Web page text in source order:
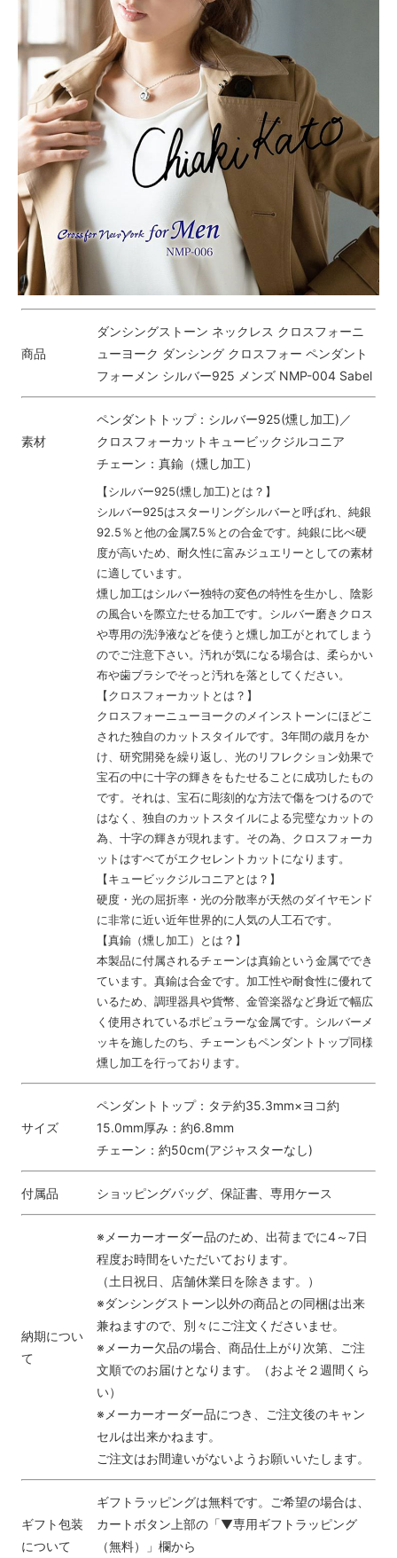
商品
ダンシングストーン ネックレス クロスフォーニ
ューヨーク ダンシング クロスフォー ペンダント
フォーメン シルバー925 メンズ NMP-004 Sabel
素材
ペンダントトップ：シルバー925(燻し加工)／
クロスフォーカットキュービックジルコニア
チェーン：真鍮（燻し加工）
【シルバー925(燻し加工)とは？】
シルバー925はスターリングシルバーと呼ばれ、純銀
92.5％と他の金属7.5％との合金です。純銀に比べ硬
度が高いため、耐久性に富みジュエリーとしての素材
に適しています。
燻し加工はシルバー独特の変色の特性を生かし、陰影
の風合いを際立たせる加工です。シルバー磨きクロス
や専用の洗浄液などを使うと燻し加工がとれてしまう
のでご注意下さい。汚れが気になる場合は、柔らかい
布や歯ブラシでそっと汚れを落としてください。
【クロスフォーカットとは？】
クロスフォーニューヨークのメインストーンにほどこ
された独自のカットスタイルです。3年間の歳月をか
け、研究開発を繰り返し、光のリフレクション効果で
宝石の中に十字の輝きをもたせることに成功したもの
です。それは、宝石に彫刻的な方法で傷をつけるので
はなく、独自のカットスタイルによる完璧なカットの
為、十字の輝きが現れます。その為、クロスフォーカ
ットはすべてがエクセレントカットになります。
【キュービックジルコニアとは？】
硬度・光の屈折率・光の分散率が天然のダイヤモンド
に非常に近い近年世界的に人気の人工石です。
【真鍮（燻し加工）とは？】
本製品に付属されるチェーンは真鍮という金属ででき
ています。真鍮は合金です。加工性や耐食性に優れて
いるため、調理器具や貨幣、金管楽器など身近で幅広
く使用されているポピュラーな金属です。シルバーメ
ッキを施したのち、チェーンもペンダントトップ同様
燻し加工を行っております。
サイズ
ペンダントトップ：タテ約35.3mm×ヨコ約
15.0mm厚み：約6.8mm
チェーン：約50cm(アジャスターなし)
付属品 ショッピングバッグ、保証書、専用ケース
納期につい
て
※メーカーオーダー品のため、出荷までに4～7日
程度お時間をいただいております。
（土日祝日、店舗休業日を除きます。）
※ダンシングストーン以外の商品との同梱は出来
兼ねますので、別々にご注文くださいませ。
※メーカー欠品の場合、商品仕上がり次第、ご注
文順でのお届けとなります。（およそ２週間くら
い）
※メーカーオーダー品につき、ご注文後のキャン
セルは出来かねます。
ご注文はお間違いがないようお願いいたします。
ギフト包装
について
ギフトラッピングは無料です。ご希望の場合は、
カートボタン上部の「▼専用ギフトラッピング
（無料）」欄から